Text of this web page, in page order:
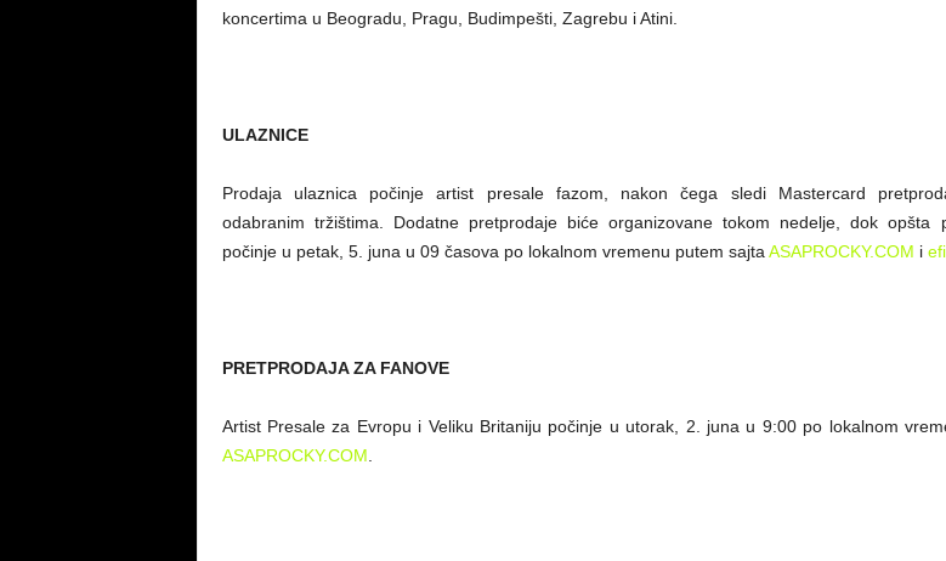
koncertima u Beogradu, Pragu, Budimpešti, Zagrebu i Atini.
ULAZNICE
Prodaja ulaznica počinje artist presale fazom, nakon čega sledi Mastercard
odabranim tržištima. Dodatne pretprodaje biće organizovane tokom nedelje, dok opšta
počinje u petak, 5. juna u 09 časova po lokalnom vremenu putem sajta ASAPROCKY.COM i
PRETPRODAJA ZA FANOVE
Artist Presale za Evropu i Veliku Britaniju počinje u utorak, 2. juna u 9:00 po lokalnom
ASAPROCKY.COM